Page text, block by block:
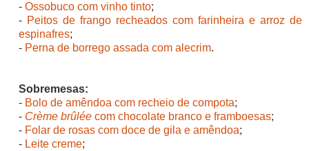
- Ossobuco com vinho tinto;
- Peitos de frango recheados com farinheira e arroz de
espinafres;
- Perna de borrego assada com alecrim.
Sobremesas:
- Bolo de amêndoa com recheio de compota;
- Crème brûlée com chocolate branco e framboesas;
- Folar de rosas com doce de gila e amêndoa;
- Leite creme;